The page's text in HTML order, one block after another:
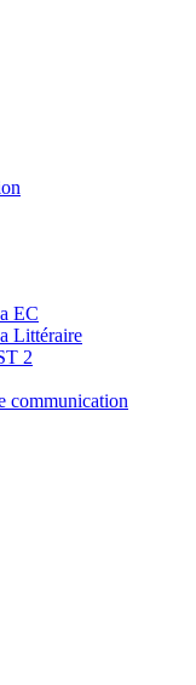
EC
Littéraire
2
communication